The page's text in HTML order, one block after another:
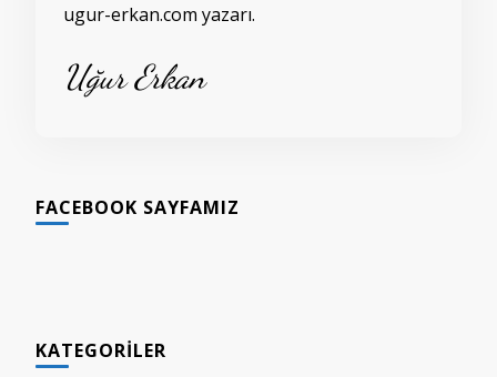
ugur-erkan.com yazarı.
Uğur Erkan
FACEBOOK SAYFAMIZ
KATEGORILER